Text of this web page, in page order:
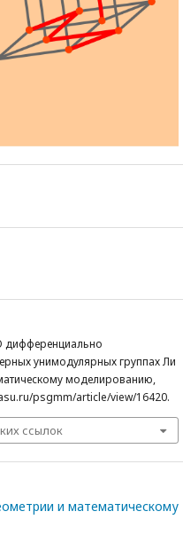
дифференциально
унимодулярных группах Ли
моделированию,
psgmm/article/view/16420.
ссылок
и математическому